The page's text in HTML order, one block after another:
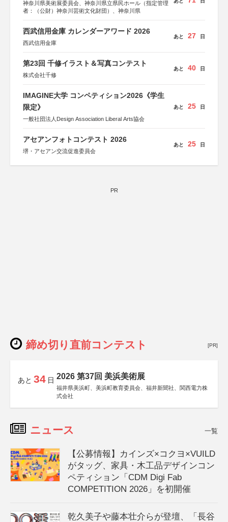
神奈川県美術展委員会、神奈川県立県民ホール（指定管理
者：（公財）神奈川芸術文化財団）、神奈川県
西武信用金庫 カレンダーアワード 2026
西武信用金庫
あと 27 日
第23回 千修イラスト＆写真コンテスト
株式会社千修
あと 40 日
IMAGINE大学 コンペティション2026《学生
限定》
一般社団法人Design Association Liberal Arts協会
あと 25 日
アセアンフォトコンテスト 2026
堺・アセアン交流促進委員会
あと 25 日
PR
締め切り直前コンテスト [PR]
あと 34 日 2026 第37回 美浜美術展
福井県美浜町、美浜町教育委員会、福井新聞社、関西電力株
式会社
ニュース 一覧
【公募情報】カインズ×コクヨ×VUILD
がタッグ、家具・木工品デザインコン
ペティション「CDM Digi Fab
COMPETITION 2026」を初開催
乾久美子や藤本壮介らが登壇、「長谷